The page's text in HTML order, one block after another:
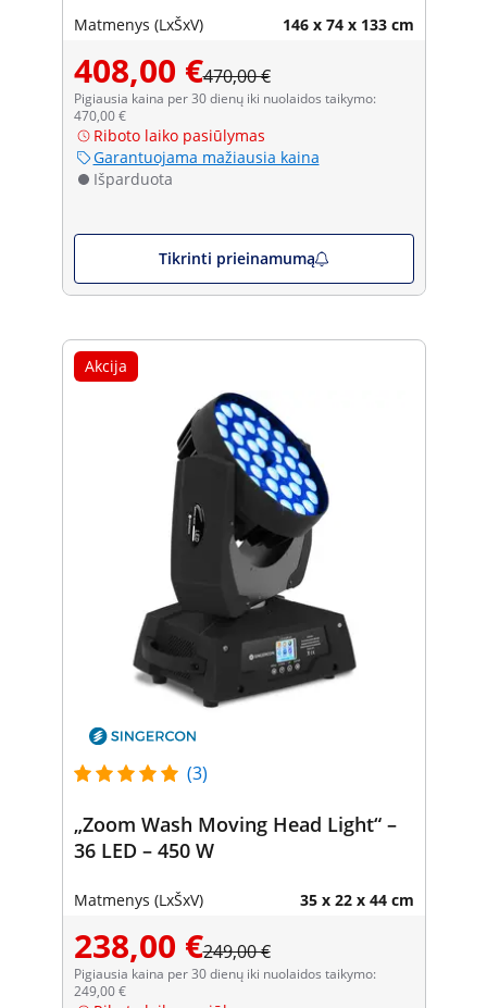
Matmenys (LxŠxV) 146 x 74 x 133 cm
408,00 €470,00 €
Pigiausia kaina per 30 dienų iki nuolaidos taikymo:
470,00 €
Riboto laiko pasiūlymas
Garantuojama mažiausia kaina
Išparduota
Tikrinti prieinamumą
Akcija
(3)
„Zoom Wash Moving Head Light“ –
36 LED – 450 W
Matmenys (LxŠxV) 35 x 22 x 44 cm
238,00 €249,00 €
Pigiausia kaina per 30 dienų iki nuolaidos taikymo:
249,00 €